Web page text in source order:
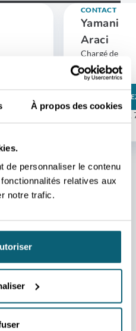
À propos des cookies
de personnaliser le contenu
relatives aux
notre trafic.
CONTACT
Yamani
Araci
Chargé de
formation
Charleroi
+32 71 91